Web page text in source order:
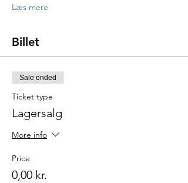
Læs mere
Billet
Sale ended
Ticket type
Lagersalg
More info
Price
0,00 kr.